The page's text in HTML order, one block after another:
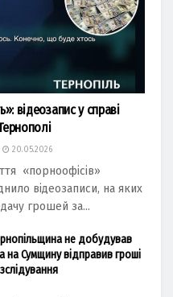
відеозапис у справі
20.05.2026
«порноофісів»
відеозаписи, на яких
грошей за...
не добудував
на Сумщину відправив гроші